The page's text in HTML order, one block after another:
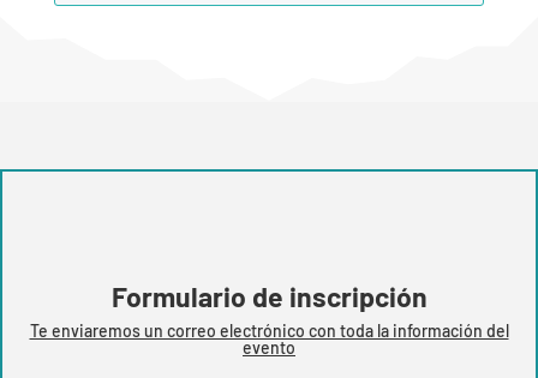
Formulario de inscripción
Te enviaremos un correo electrónico con toda la información del
evento